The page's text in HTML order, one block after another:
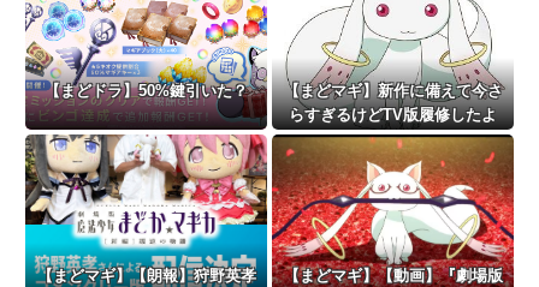
【まどドラ】50%鍵引いた？
【まどマギ】新作に備えて今さ
らすぎるけどTV版履修したよ
【まどマギ】【朗報】狩野英孝
【まどマギ】【動画】『劇場版